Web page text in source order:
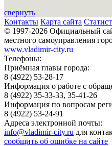
свернуть
Контакты Карта сайта
© 1997-2026 Официальный
местного самоуправления
www.vladimir-city.ru
Телефоны:
Приёмная главы города:
8 (4922) 53-28-17
Информация о работе с
8 (4922) 35-33-33, 35-41-26
Информация по вопросам
8 (4922) 53-24-91
Адреса электронной почты:
info@vladimir-city.ru для
сообщить об ошибке на сайте